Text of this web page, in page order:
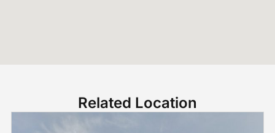
Related Location